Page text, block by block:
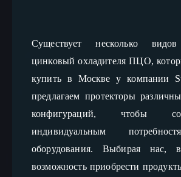
Существует несколько
цинковый охладителя ПЦО,
купить в Москве у компании
предлагаем протекторы
конфигураций, чтобы
индивидуальным
оборудования. Выбирая нас,
возможность приобрести